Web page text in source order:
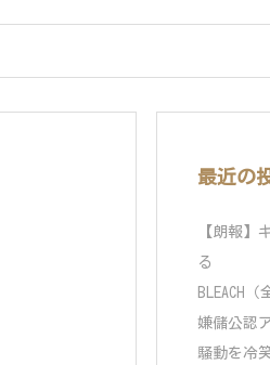
最近の
【朗報】
る
BLEACH
嫌儲公認
騒動を冷